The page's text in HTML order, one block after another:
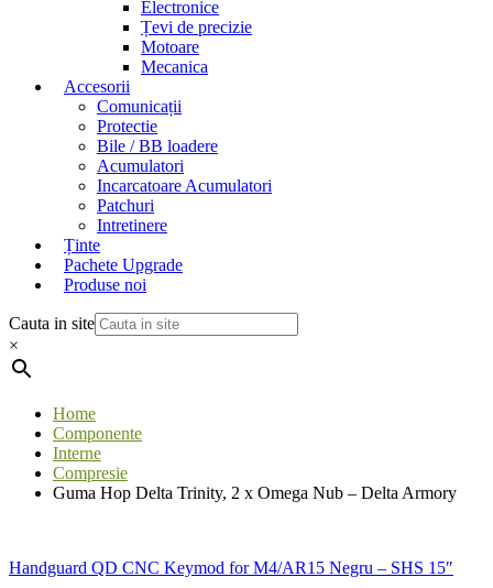
Electronice
Țevi de precizie
Motoare
Mecanica
Accesorii
Comunicații
Protectie
Bile / BB loadere
Acumulatori
Incarcatoare Acumulatori
Patchuri
Intretinere
Ținte
Pachete Upgrade
Produse noi
Cauta in site
×
Home
Componente
Interne
Compresie
Guma Hop Delta Trinity, 2 x Omega Nub – Delta Armory
Handguard QD CNC Keymod for M4/AR15 Negru – SHS 15″